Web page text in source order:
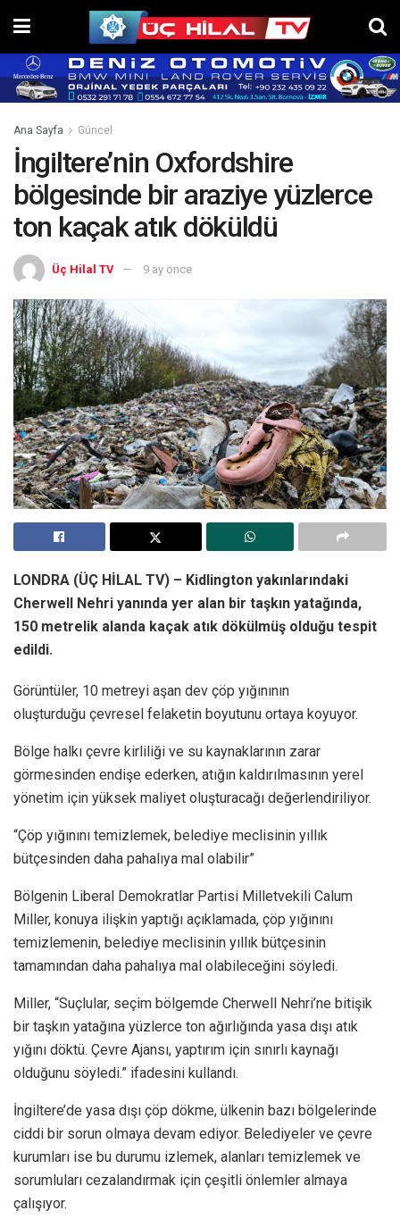
Ana Sayfa Güncel
İngiltere’nin Oxfordshire
bölgesinde bir araziye yüzlerce
ton kaçak atık döküldü
Üç Hilal TV 9 ay önce
LONDRA (ÜÇ HİLAL TV) – Kidlington yakınlarındaki
Cherwell Nehri yanında yer alan bir taşkın yatağında,
150 metrelik alanda kaçak atık dökülmüş olduğu tespit
edildi.
Görüntüler, 10 metreyi aşan dev çöp yığınının
oluşturduğu çevresel felaketin boyutunu ortaya koyuyor.
Bölge halkı çevre kirliliği ve su kaynaklarının zarar
görmesinden endişe ederken, atığın kaldırılmasının yerel
yönetim için yüksek maliyet oluşturacağı değerlendiriliyor.
“Çöp yığınını temizlemek, belediye meclisinin yıllık
bütçesinden daha pahalıya mal olabilir”
Bölgenin Liberal Demokratlar Partisi Milletvekili Calum
Miller, konuya ilişkin yaptığı açıklamada, çöp yığınını
temizlemenin, belediye meclisinin yıllık bütçesinin
tamamından daha pahalıya mal olabileceğini söyledi.
Miller, “Suçlular, seçim bölgemde Cherwell Nehri’ne bitişik
bir taşkın yatağına yüzlerce ton ağırlığında yasa dışı atık
yığını döktü. Çevre Ajansı, yaptırım için sınırlı kaynağı
olduğunu söyledi.” ifadesini kullandı.
İngiltere’de yasa dışı çöp dökme, ülkenin bazı bölgelerinde
ciddi bir sorun olmaya devam ediyor. Belediyeler ve çevre
kurumları ise bu durumu izlemek, alanları temizlemek ve
sorumluları cezalandırmak için çeşitli önlemler almaya
çalışıyor.